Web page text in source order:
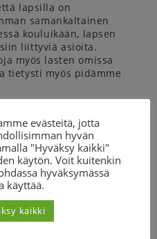
lapsilla on
samankaltainen
kouluikään, lapsen
liittyviä asioita.
myös lasten omissa
tietysti myös pidämme
tukevaa syvää vertaisuutta.
avautuu
evästeitä, jotta
hyvän
"Hyväksy kaikki"
käytön. Voit kuitenkin
hyväksymässä
käyttää.
kaikki